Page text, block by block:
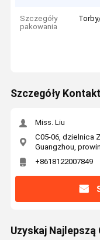
Szczegóły
pakowania
Szczegóły
Miss. Liu
C05-06, dzielnica
Guangzhou,
+8618122007849
Uzyskaj Najlepszą